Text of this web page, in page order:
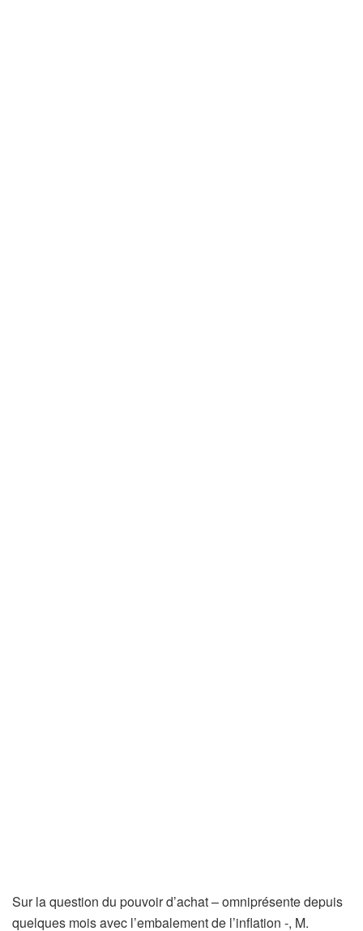
Sur la question du pouvoir d’achat – omniprésente depuis
quelques mois avec l’embalement de l’inflation -, M.